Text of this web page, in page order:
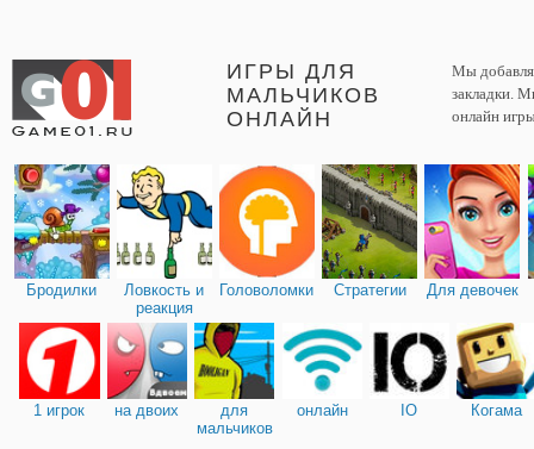
ИГРЫ ДЛЯ
МАЛЬЧИКОВ
ОНЛАЙН
Мы
закладки.
онлайн
Бродилки
Ловкость и
реакция
Головоломки Стратегии Для девочек
1 игрок на двоих
для
мальчиков
онлайн IO Когама